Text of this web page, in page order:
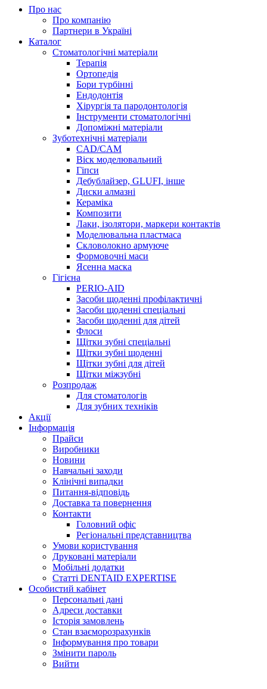
Про нас
Про компанію
Партнери в Україні
Каталог
Стоматологічні матеріали
Терапія
Ортопедія
Бори турбінні
Ендодонтія
Хірургія та пародонтологія
Інструменти стоматологічні
Допоміжні матеріали
Зуботехнічні матеріали
CAD/CAM
Віск моделювальний
Гіпси
Дебублайзер, GLUFI, інше
Диски алмазні
Кераміка
Композити
Лаки, ізолятори, маркери контактів
Моделювальна пластмаса
Скловолокно армуюче
Формовочні маси
Ясенна маска
Гігієна
PERIO-AID
Засоби щоденні профілактичні
Засоби щоденні спеціальні
Засоби щоденні для дітей
Флоси
Щітки зубні спеціальні
Щітки зубні щоденні
Щітки зубні для дітей
Щітки міжзубні
Розпродаж
Для стоматологів
Для зубних техніків
Акції
Інформація
Прайси
Виробники
Новини
Навчальні заходи
Клінічні випадки
Питання-відповідь
Доставка та повернення
Контакти
Головний офіс
Регіональні представництва
Умови користування
Друковані матеріали
Мобільні додатки
Статті DENTAID EXPERTISE
Особистий кабінет
Персональні дані
Адреси доставки
Історія замовлень
Стан взаєморозрахунків
Інформування про товари
Змінити пароль
Вийти